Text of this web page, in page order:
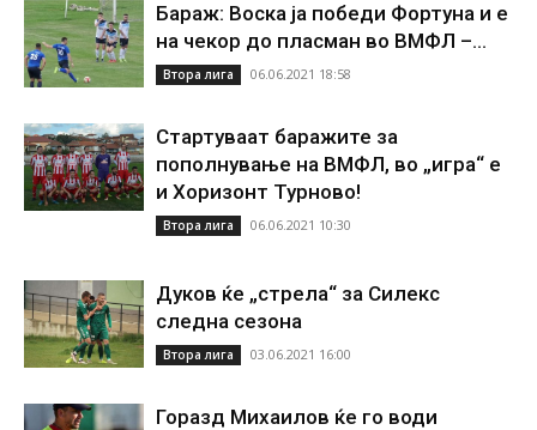
Бараж: Воска ја победи Фортуна и е
на чекор до пласман во ВМФЛ –...
Втора лига 06.06.2021 18:58
Стартуваат баражите за
пополнување на ВМФЛ, во „игра“ е
и Хоризонт Турново!
Втора лига 06.06.2021 10:30
Дуков ќе „стрела“ за Силекс
следна сезона
Втора лига 03.06.2021 16:00
Горазд Михаилов ќе го води